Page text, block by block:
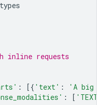
types
inline requests
: [{ 'text' :
'A big
: [ 'TEXT'